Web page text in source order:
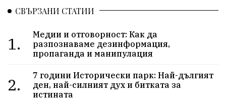
СВЪРЗАНИ СТАТИИ
1.
Медии и отговорност: Как да
разпознаваме дезинформация,
пропаганда и манипулация
2.
7 години Исторически парк: Най-дългият
ден, най-силният дух и битката за
истината